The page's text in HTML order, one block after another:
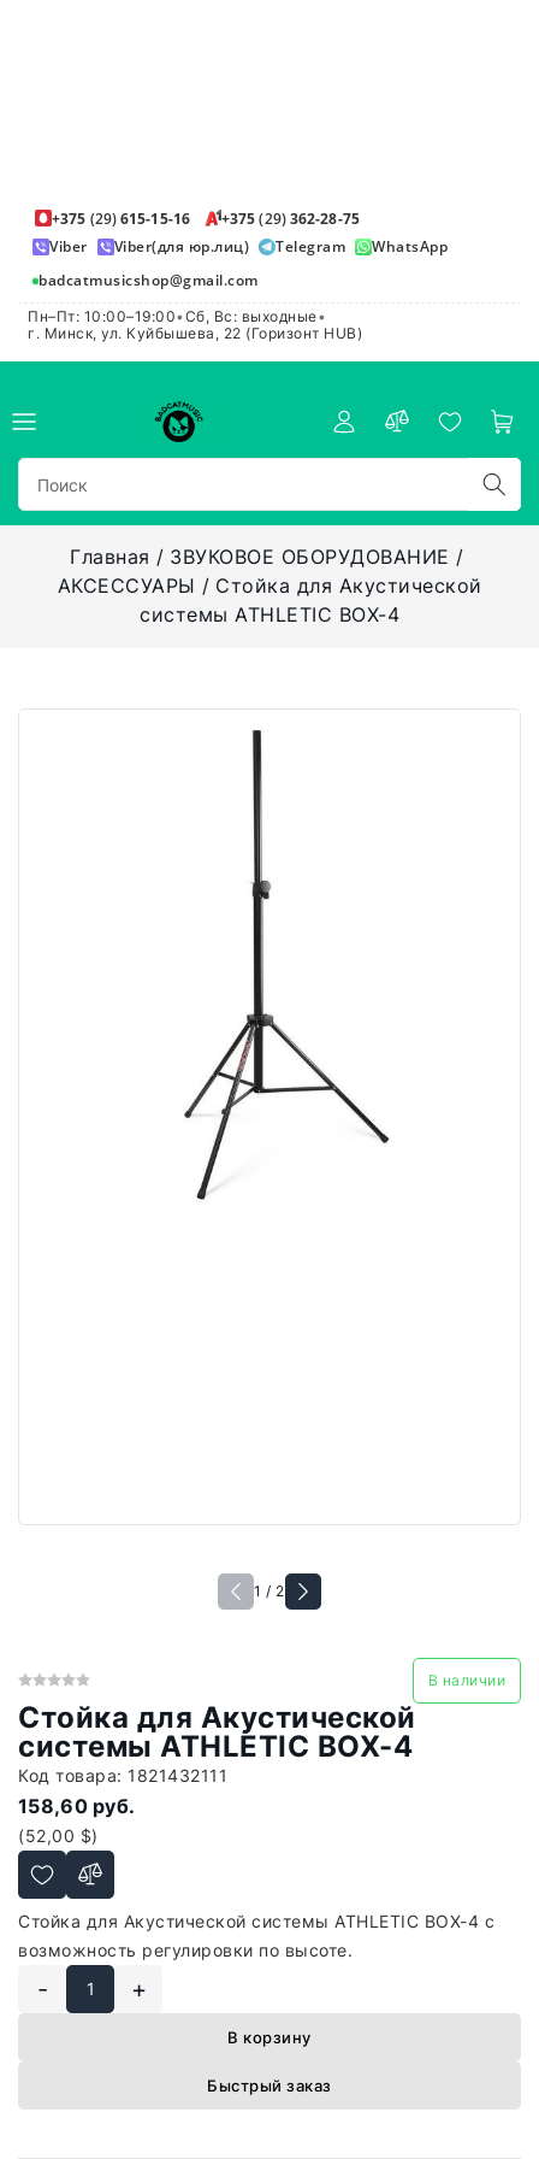
+375 (29)615-15-16 +375(29)362-28-75
Viber
Viber(для юр.лиц) Telegram
WhatsApp
badcatmusicshop@gmail.com
Пн–Пт: 10:00–19:00•Сб, Вс: выходные•
г. Минск, ул. Куйбышева, 22 (Горизонт HUB)
Главная
ЗВУКОВОЕ ОБОРУДОВАНИЕ
АКСЕССУАРЫ
Стойка для Акустической
системы ATHLETIC BOX-4
1 / 2
В наличии
Стойка для Акустической
системы ATHLETIC BOX-4
Код товара: 1821432111
158,60 руб.
(52,00 $)
Стойка для Акустической системы ATHLETIC BOX-4 с
возможность регулировки по высоте.
- +
В корзину
Быстрый заказ